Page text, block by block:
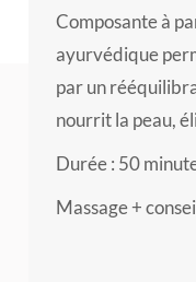
Composante à
ayurvédique
par un
nourrit la peau,
Durée : 50
Massage +